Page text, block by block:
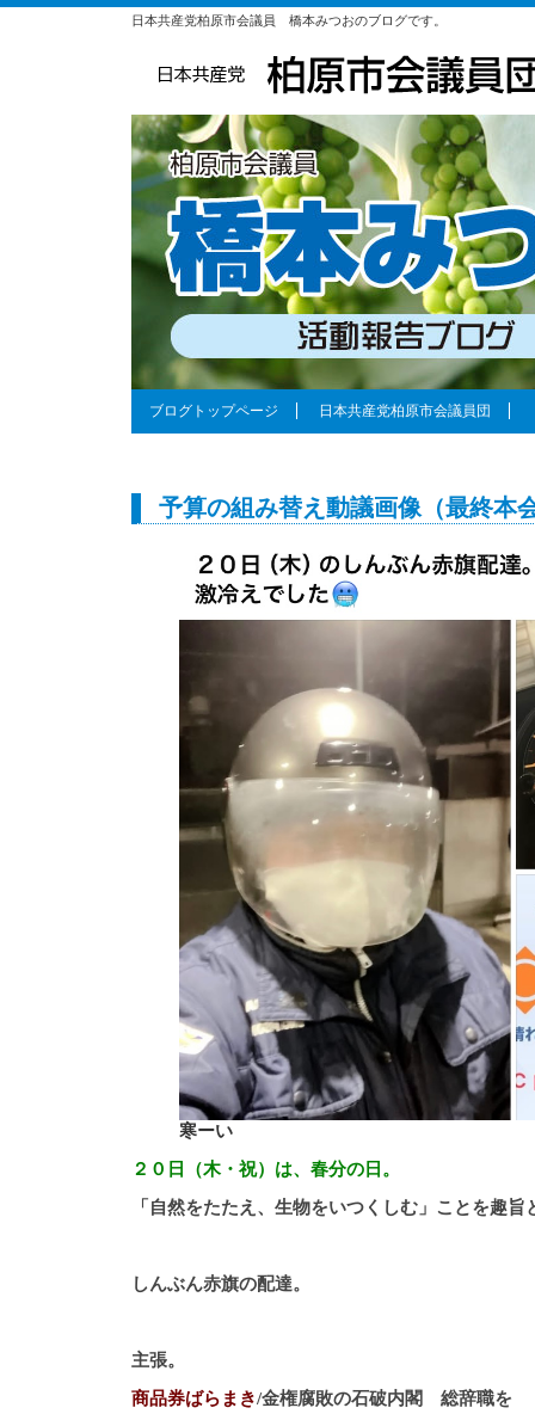
日本共産党柏原市会議員 橋本みつおのブログです。
ブログトップページ 日本共産党柏原市会議員団
予算の組み替え動議画像（最終本
寒ーい
２０日（木・祝）は、春分の日。
「自然をたたえ、生物をいつくしむ」ことを趣旨
しんぶん赤旗の配達。
主張。
商品券ばらまき/金権腐敗の石破内閣 総辞職を